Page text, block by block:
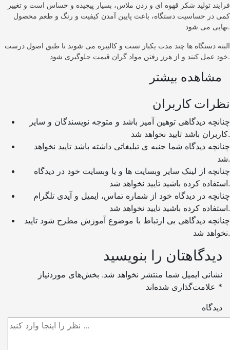
فرایند تولید شکر قهوه ای و زدن ملاس، بسیار پیچیده و حساس است و تغییر
کمی در حساسیت دستگاه، باعث پایین آمدن کیفیت و رنگ و طعم محصول
نهایی می شود.
البته دستگاه ها چند مدت یکبار تست و کالیبره می شوند تا طبق اصول درست
خود عمل کنند و از هرز رفتن مواد گران قیمت جلوگیری شود.
مشاهده بیشتر
نظرات کاربران
کاربران باشد تایید نخواهد شد.
شد.
استفاده کرده باشید تایید نخواهد شد.
استفاده کرده باشید تایید نخواهد شد.
چنانچه دیدگاهی بی ارتباط با موضوع آموزش مطرح شود تایید
نخواهد شد.
دیدگاهتان را بنویسید
نشانی ایمیل شما منتشر نخواهد شد. بخش‌های موردنیاز
*
دیدگاه